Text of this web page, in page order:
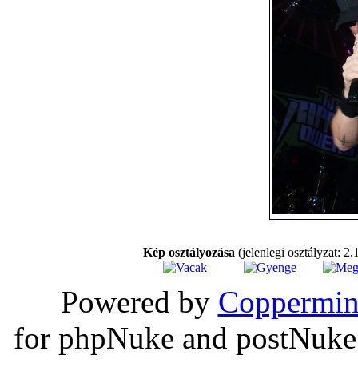
Kép osztályozása (jelenlegi osztályzat:
Powered by
for phpNuke and